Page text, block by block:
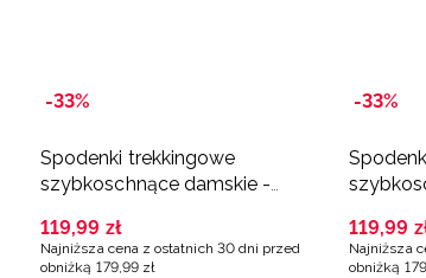
-33%
Spodenki trekkingowe
szybkoschnące damskie -
119,99 zł
Najniższa cena z ostatnich 30 dni przed
obniżką 179,99 zł
-33%
119,99
Najniższa
obniżką 179